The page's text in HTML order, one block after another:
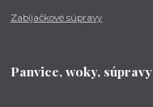
Zabíjačkové súpravy
Panvice, woky, súpravy